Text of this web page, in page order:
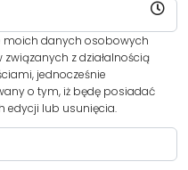
moich danych osobowych
związanych z działalnością
jednocześnie
o tym, iż będę posiadać
edycji lub usunięcia.